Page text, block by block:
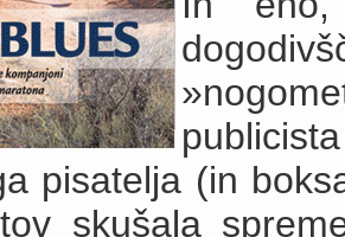
pisatelja (in
skušala